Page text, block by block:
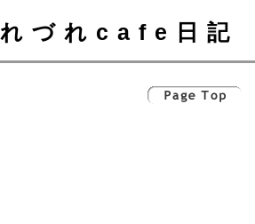
づれcafe日記